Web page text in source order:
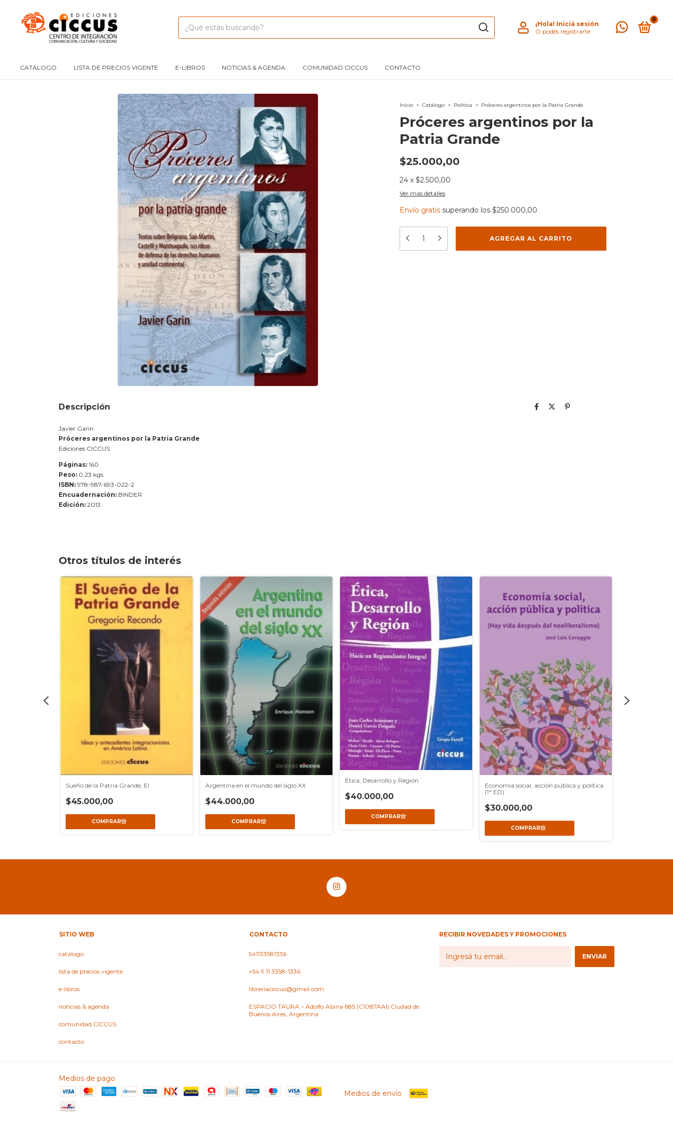
¡Hola! Iniciá sesión
O podés registrarte
0
CATÁLOGO LISTA DE PRECIOS VIGENTE E-LIBROS NOTICIAS & AGENDA COMUNIDAD CICCUS CONTACTO
Inicio > Catálogo > Política > Próceres argentinos por la Patria Grande
Próceres argentinos por la
Patria Grande
$25.000,00
24 x $2.500,00
Ver más detalles
Envío gratis superando los $250.000,00
Descripción
Javier Garin
Próceres argentinos por la Patria Grande
Ediciones CICCUS
Páginas: 160
Peso: 0.23 kgs.
ISBN: 978-987-693-022-2
Encuadernación: BINDER
Edición: 2013
Otros títulos de interés
Sueño de la Patria Grande, El
$45.000,00
Argentina en el mundo del siglo XX
$44.000,00
Ética, Desarrollo y Región
$40.000,00
Economía social, acción pública y política
(1° ED)
$30.000,00
SITIO WEB
catálogo
lista de precios vigente
e-libros
noticias & agenda
comunidad CICCUS
contacto
CONTACTO
541133581336
+54 9 11 3358-1336
libreriaciccus@gmail.com
ESPACIO TAURA – Adolfo Alsina 685 (C1087AAI) Ciudad de
Buenos Aires, Argentina
RECIBIR NOVEDADES Y PROMOCIONES
Medios de pago
Medios de envío